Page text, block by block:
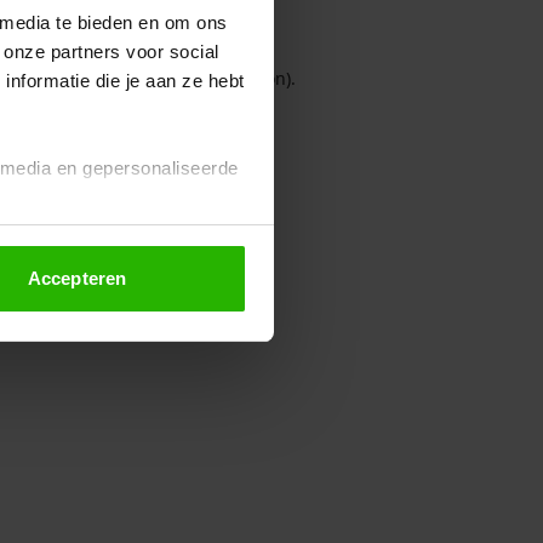
te bieden en om ons
partners voor social
die je aan ze hebt
en gepersonaliseerde
altijd wijzigen of
Accepteren
console for more information).